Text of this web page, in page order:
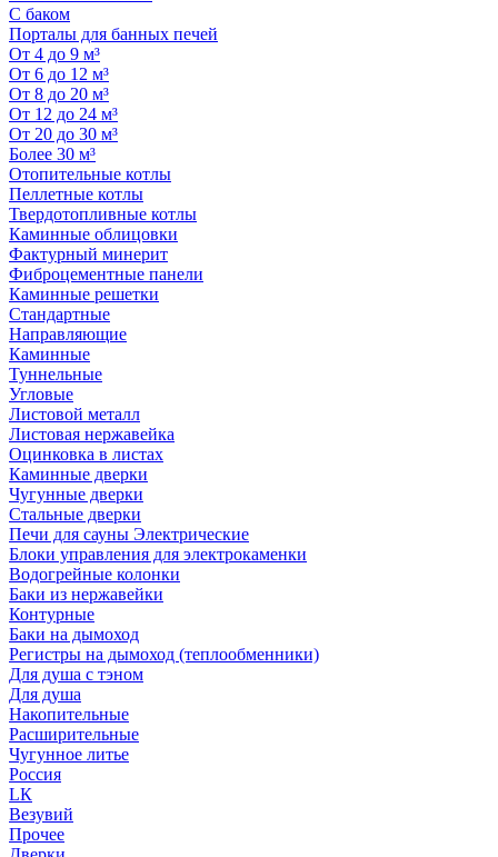
С баком
Порталы для банных печей
От 4 до 9 м³
От 6 до 12 м³
От 8 до 20 м³
От 12 до 24 м³
От 20 до 30 м³
Более 30 м³
Отопительные котлы
Пеллетные котлы
Твердотопливные котлы
Каминные облицовки
Фактурный минерит
Фиброцементные панели
Каминные решетки
Стандартные
Направляющие
Каминные
Туннельные
Угловые
Листовой металл
Листовая нержавейка
Оцинковка в листах
Каминные дверки
Чугунные дверки
Стальные дверки
Печи для сауны Электрические
Блоки управления для электрокаменки
Водогрейные колонки
Баки из нержавейки
Контурные
Баки на дымоход
Регистры на дымоход (теплообменники)
Для душа с тэном
Для душа
Накопительные
Расширительные
Чугунное литье
Россия
LК
Везувий
Прочее